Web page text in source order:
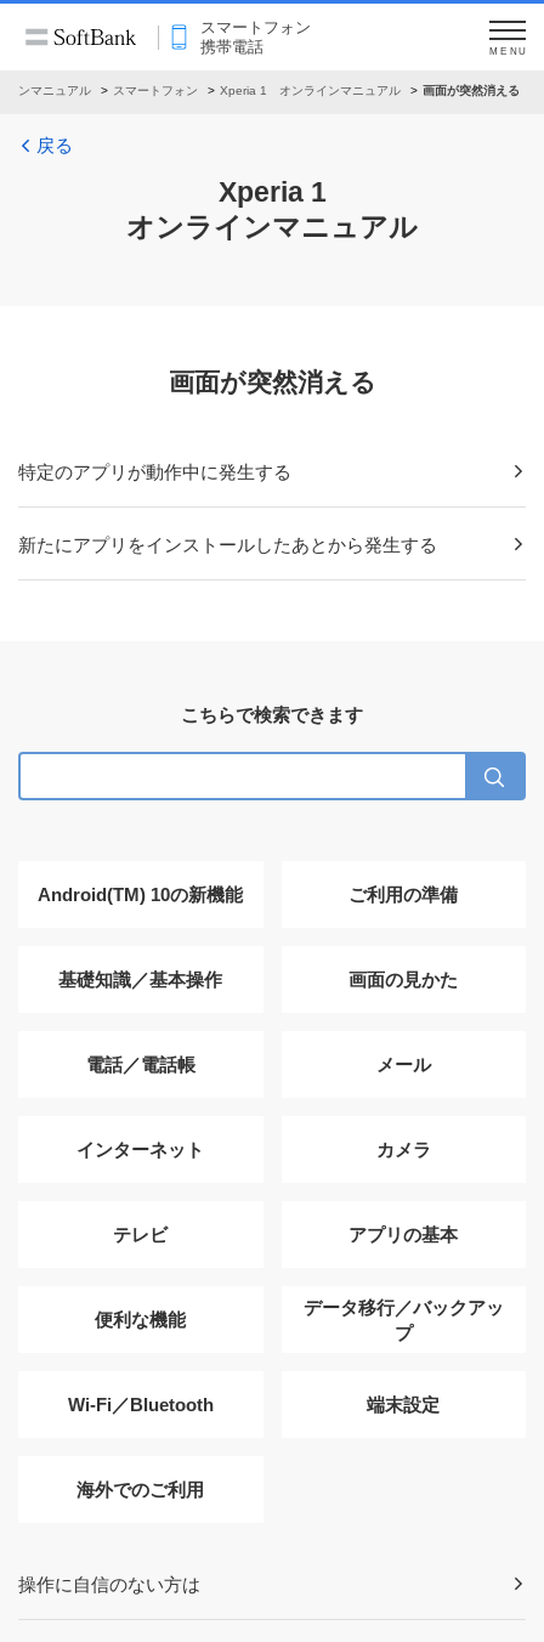
スマートフォン
携帯電話
MENU
インマニュアル スマートフォン Xperia 1 オンラインマニュアル 画面が突然消える
戻る
Xperia 1
オンラインマニュアル
画面が突然消える
特定のアプリが動作中に発生する
新たにアプリをインストールしたあとから発生する
こちらで検索できます
Android(TM) 10の新機能 ご利用の準備
基礎知識／基本操作 画面の見かた
電話／電話帳 メール
インターネット カメラ
テレビ アプリの基本
便利な機能
データ移行／バックアッ
プ
Wi-Fi／Bluetooth 端末設定
海外でのご利用
操作に自信のない方は